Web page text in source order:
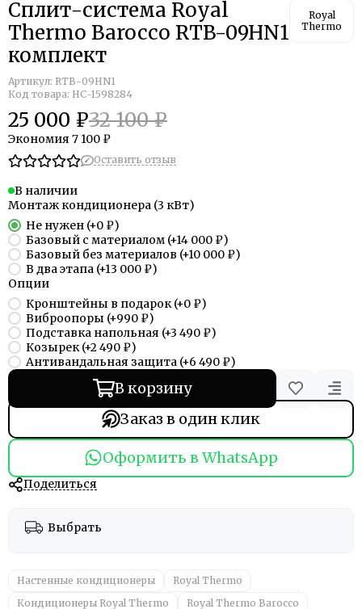
Сплит-система Royal
Thermo Barocco RTB-09HN1
комплект
Артикул: RTB-09HN1
Код товара: НС-1598284
25 000 ₽32 100 ₽
Экономия 7 100 ₽
Royal
Thermo
Оставить отзыв
В наличии
Монтаж кондиционера (3 кВт)
Не нужен (+0 ₽)
Базовый с материалом (+14 000 ₽)
Базовый без материалов (+10 000 ₽)
В два этапа (+13 000 ₽)
Опции
Кронштейны в подарок (+0 ₽)
Виброопоры (+990 ₽)
Подставка напольная (+3 490 ₽)
Козырек (+2 490 ₽)
Антивандальная защита (+6 490 ₽)
В корзину
Заказ в один клик
Оформить в WhatsApp
Поделиться
Выбрать
Настенные кондиционеры
Royal Thermo
Кондиционеры Royal Thermo
Royal Thermo Barocco